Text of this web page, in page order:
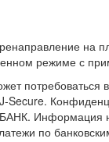
режиме с
Secure.
Информация
по